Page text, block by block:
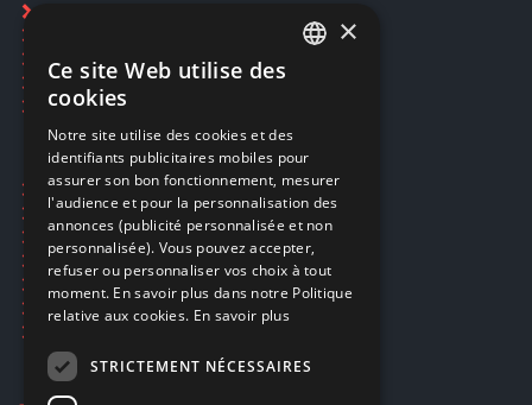
Restauration CD griffés
Réparations & SAV
Smartpoints
Ecogaming
Expédition & retours
Confidentialité
Conditions générales
EA Sport UFC 6
Call of Duty: Modern Warfare 4
Rachat et revente de jeux en cash
ENGLISH
×
Ce site Web utilise des
cookies
Notre site utilise des cookies et des
identifiants publicitaires mobiles pour
assurer son bon fonctionnement, mesurer
l'audience et pour la personnalisation des
annonces (publicité personnalisée et non
personnalisée). Vous pouvez accepter,
refuser ou personnaliser vos choix à tout
moment. En savoir plus dans notre Politique
relative aux cookies. En savoir plus
STRICTEMENT NÉCESSAIRES